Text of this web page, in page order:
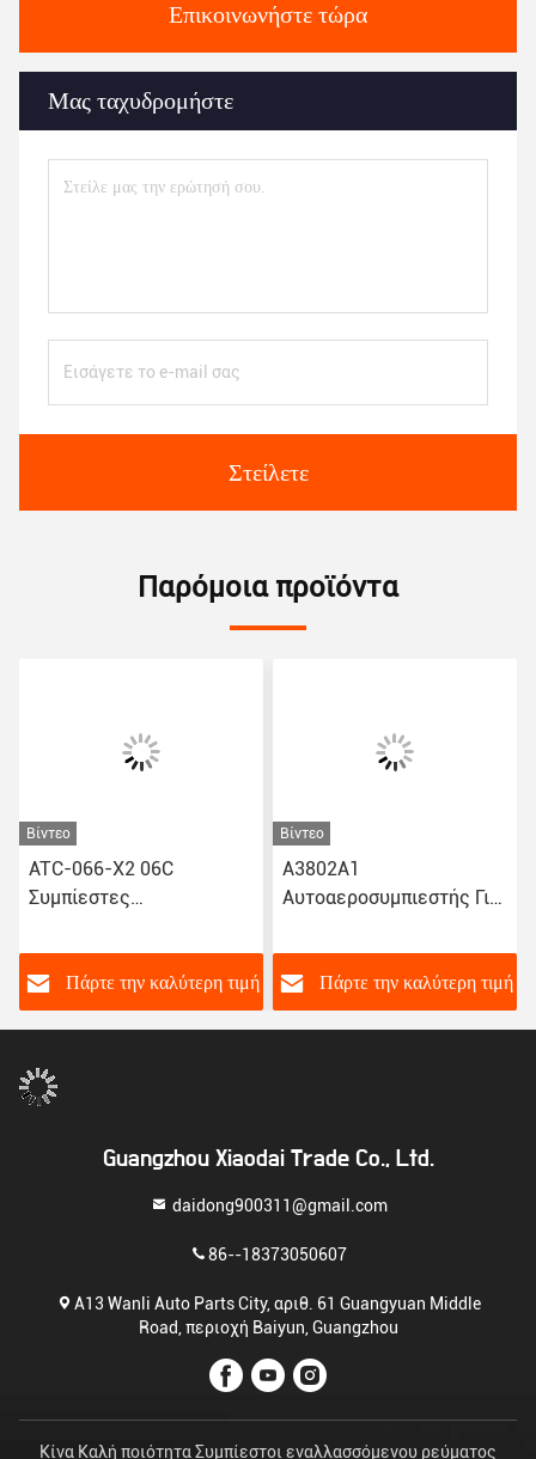
Επικοινωνήστε τώρα
Μας ταχυδρομήστε
Στείλετε
Παρόμοια προϊόντα
Βίντεο
ATC-066-X2 06C
Συμπίεστες
αυτοκινήτων για Toyota
Corolla Yaris Alitis 88320-
52010 883205201
Πάρτε την καλύτερη τιμή
Βίντεο
Α3802Α1
Αυτοαεροσυμπιεστής Για
Citroen NEW Elysee/C3-
XR JSR11T601088
Πάρτε την καλύτερη τιμή
Guangzhou Xiaodai Trade Co., Ltd.
daidong900311@gmail.com
86--18373050607
Α13 Wanli Auto Parts City, αριθ. 61 Guangyuan Middle
Road, περιοχή Baiyun, Guangzhou
Κίνα Καλή ποιότητα Συμπίεστοι εναλλασσόμενου ρεύματος